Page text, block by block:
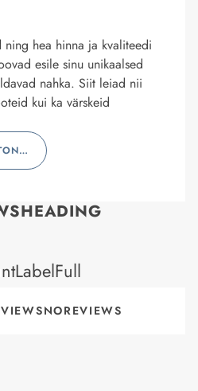
ning hea hinna ja kvaliteedi
esile sinu unikaalsed
nahka. Siit leiad nii
kui ka värskeid
PRODUCT_SERIESBUTTONLABEL